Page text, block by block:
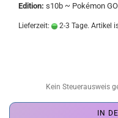
Edition: s10b ~ Pokémon GO
Lieferzeit: 2-3 Tage. Artikel
Kein Steuerausweis
IN